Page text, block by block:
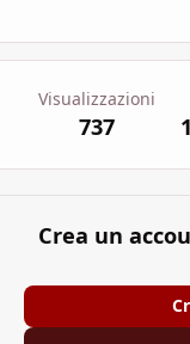
Visualizzazioni
737
Crea un